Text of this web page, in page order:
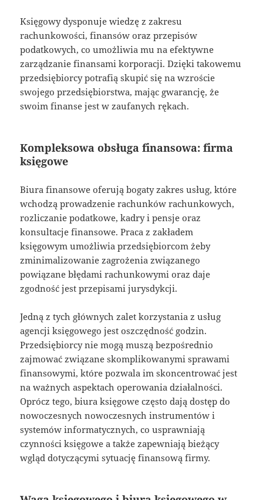
Księgowy dysponuje wiedzę z zakresu
rachunkowości, finansów oraz przepisów
podatkowych, co umożliwia mu na efektywne
zarządzanie finansami korporacji. Dzięki takowemu
przedsiębiorcy potrafią skupić się na wzroście
swojego przedsiębiorstwa, mając gwarancję, że
swoim finanse jest w zaufanych rękach.
Kompleksowa obsługa finansowa: firma
księgowe
Biura finansowe oferują bogaty zakres usług, które
wchodzą prowadzenie rachunków rachunkowych,
rozliczanie podatkowe, kadry i pensje oraz
konsultacje finansowe. Praca z zakładem
księgowym umożliwia przedsiębiorcom żeby
zminimalizowanie zagrożenia związanego
powiązane błędami rachunkowymi oraz daje
zgodność jest przepisami jurysdykcji.
Jedną z tych głównych zalet korzystania z usług
agencji księgowego jest oszczędność godzin.
Przedsiębiorcy nie mogą muszą bezpośrednio
zajmować związane skomplikowanymi sprawami
finansowymi, które pozwala im skoncentrować jest
na ważnych aspektach operowania działalności.
Oprócz tego, biura księgowe często dają dostęp do
nowoczesnych nowoczesnych instrumentów i
systemów informatycznych, co usprawniają
czynności księgowe a także zapewniają bieżący
wgląd dotyczącymi sytuację finansową firmy.